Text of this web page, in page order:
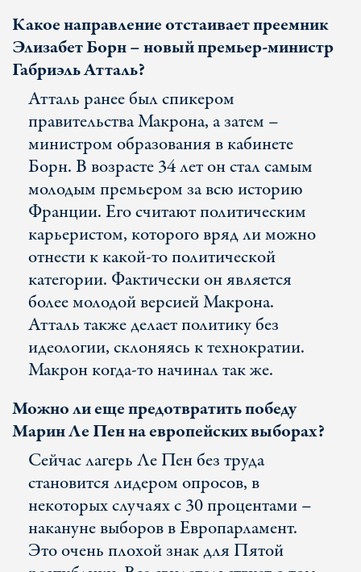
Какое направление отстаивает преемник
Элизабет Борн– новый премьер-министр
Габриэль Атталь?
Атталь ранее был спикером
правительства Макрона, а затем –
министром образования в кабинете
Борн. В возрасте 34 лет он стал самым
молодым премьером за всю историю
Франции. Его считают политическим
карьеристом, которого вряд ли можно
отнести к какой-то политической
категории. Фактически он является
более молодой версией Макрона.
Атталь также делает политику без
идеологии, склоняясь к технократии.
Макрон когда-то начинал так же.
Можно ли еще предотвратить победу
Марин Ле Пен на европейских выборах?
Сейчас лагерь Ле Пен без труда
становится лидером опросов, в
некоторых случаях с 30 процентами –
накануне выборов в Европарламент.
Это очень плохой знак для Пятой